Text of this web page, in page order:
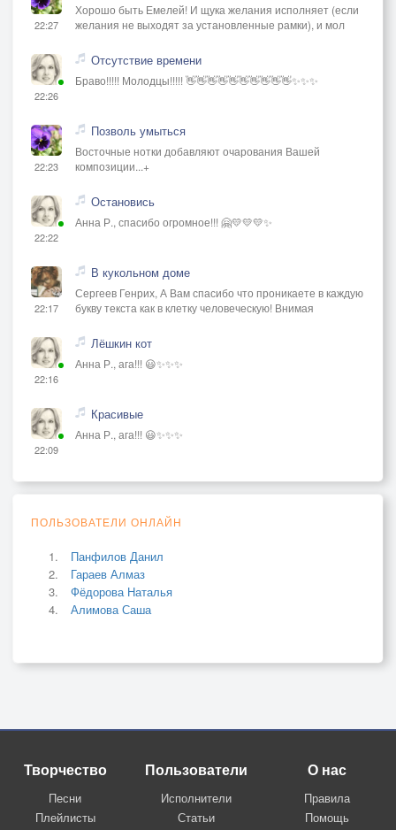
22:27
Хорошо быть Емелей! И щука желания исполняет (если
желания не выходят за установленные рамки), и мол
22:26
Отсутствие времени
Браво!!!!! Молодцы!!!!! 👋👋👋👋👋👋👋👋👋👋✨✨✨
22:23
Позволь умыться
Восточные нотки добавляют очарования Вашей
композиции...+
22:22
Остановись
Анна Р., спасибо огромное!!! 🤗💛💛💛✨
22:17
В кукольном доме
Сергеев Генрих, А Вам спасибо что проникаете в каждую
букву текста как в клетку человеческую! Внимая
22:16
Лёшкин кот
Анна Р., ага!!! 😃✨✨✨
22:09
Красивые
Анна Р., ага!!! 😃✨✨✨
ПОЛЬЗОВАТЕЛИ ОНЛАЙН
Панфилов Данил
Гараев Алмаз
Фёдорова Наталья
Алимова Саша
Творчество
Песни
Плейлисты
Пользователи
Исполнители
Статьи
О нас
Правила
Помощь